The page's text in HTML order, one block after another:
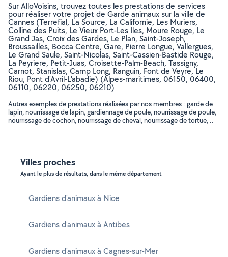
Sur AlloVoisins, trouvez toutes les prestations de services
pour réaliser votre projet de Garde animaux sur la ville de
Cannes (Terrefial, La Source, La Californie, Les Muriers,
Colline des Puits, Le Vieux Port-Les Iles, Moure Rouge, Le
Grand Jas, Croix des Gardes, Le Plan, Saint-Joseph,
Broussailles, Bocca Centre, Gare, Pierre Longue, Vallergues,
Le Grand Saule, Saint-Nicolas, Saint-Cassien-Bastide Rouge,
La Peyriere, Petit-Juas, Croisette-Palm-Beach, Tassigny,
Carnot, Stanislas, Camp Long, Ranguin, Font de Veyre, Le
Riou, Pont d'Avril-L'abadie) (Alpes-maritimes, 06150, 06400,
06110, 06220, 06250, 06210)
Autres exemples de prestations réalisées par nos membres : garde de
lapin, nourrissage de lapin, gardiennage de poule, nourrissage de poule,
nourrissage de cochon, nourrissage de cheval, nourrissage de tortue, ..
Villes proches
Ayant le plus de résultats, dans le même département
Gardiens d'animaux à Nice
Gardiens d'animaux à Antibes
Gardiens d'animaux à Cagnes-sur-Mer